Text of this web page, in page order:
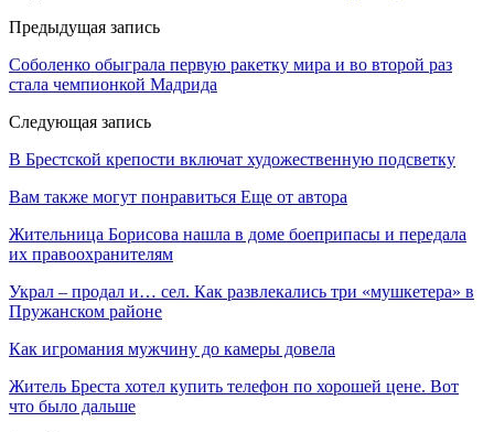
Предыдущая запись
Соболенко обыграла первую ракетку мира и во второй раз
стала чемпионкой Мадрида
Следующая запись
В Брестской крепости включат художественную подсветку
Вам также могут понравиться Еще от автора
Жительница Борисова нашла в доме боеприпасы и передала
их правоохранителям
Украл – продал и… сел. Как развлекались три «мушкетера» в
Пружанском районе
Как игромания мужчину до камеры довела
Житель Бреста хотел купить телефон по хорошей цене. Вот
что было дальше